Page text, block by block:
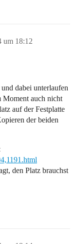
um 18:12
dabei unterlaufen
Moment auch nicht
auf der Festplatte
der beiden
den Platz brauchst